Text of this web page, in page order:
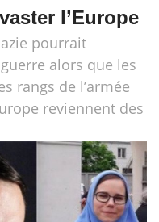
l’Europe
pourrait
alors que les
rangs de l’armée
reviennent des